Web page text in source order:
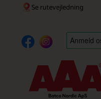
Se rutevejledning